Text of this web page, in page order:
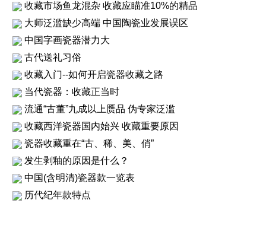
收藏市场鱼龙混杂 收藏应瞄准10%的精品
大师泛滥缺少高端 中国陶瓷业发展误区
中国字画瓷器潜力大
古代送礼习俗
收藏入门--如何开启瓷器收藏之路
当代瓷器：收藏正当时
流通“古董”九成以上赝品 伪专家泛滥
收藏西洋瓷器国内始兴 收藏重要原因
瓷器收藏重在“古、稀、美、俏”
发生剥釉的原因是什么？
中国(含明清)瓷器款一览表
历代纪年款特点